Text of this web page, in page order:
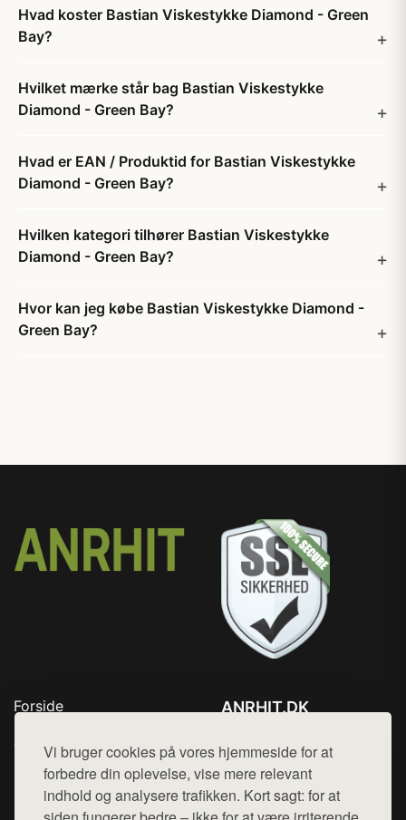
Vi bruger cookies på vores hjemmeside for at
forbedre din oplevelse, vise mere relevant
indhold og analysere trafikken. Kort sagt: for at
Hvad koster Bastian Viskestykke Diamond - Green
Bay?
Hvilket mærke står bag Bastian Viskestykke
Diamond - Green Bay?
Hvad er EAN / Produktid for Bastian Viskestykke
Diamond - Green Bay?
Hvilken kategori tilhører Bastian Viskestykke
Diamond - Green Bay?
Hvor kan jeg købe Bastian Viskestykke Diamond -
Green Bay?
Forside
Top Rabatter
Blog
Kontakt
ANRHIT.DK
Mail: hej@want.dk
Cookie- og privatlivspolitik